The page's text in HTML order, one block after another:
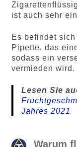
ist auch sehr
Es befindet
Pipette, das
sodass ein
vermieden wird.
Lesen Sie
Jahres 2021
Warum